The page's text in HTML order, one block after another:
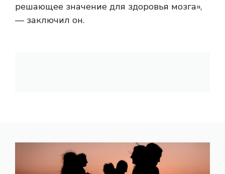
решающее значение для здоровья мозга»,
— заключил он.